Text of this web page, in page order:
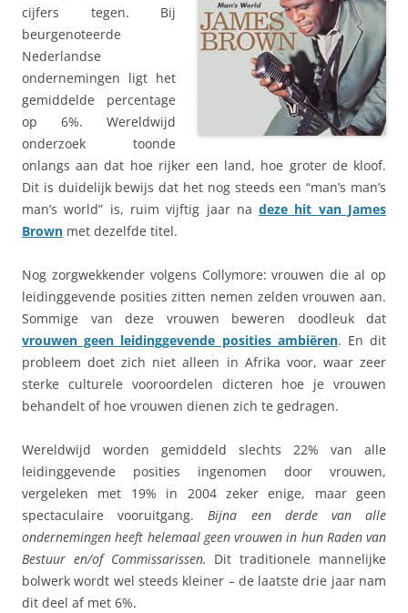
cijfers tegen. Bij
beurgenoteerde
Nederlandse
ondernemingen ligt het
gemiddelde percentage
op 6%. Wereldwijd
onderzoek toonde
onlangs aan dat hoe rijker een land, hoe groter de kloof.
Dit is duidelijk bewijs dat het nog steeds een “man’s man’s
man’s world” is, ruim vijftig jaar nadeze hit van James
Brown met dezelfde titel.
Nog zorgwekkender volgens Collymore: vrouwen die al op
leidinggevende posities zitten nemen zelden vrouwen aan.
Sommige van deze vrouwen beweren doodleuk dat
vrouwen geen leidinggevende posities ambiëren. En dit
probleem doet zich niet alleen in Afrika voor, waar zeer
sterke culturele vooroordelen dicteren hoe je vrouwen
behandelt of hoe vrouwen dienen zich te gedragen.
Wereldwijd worden gemiddeld slechts 22% van alle
leidinggevende posities ingenomen door vrouwen,
vergeleken met 19% in 2004 zeker enige, maar geen
spectaculaire vooruitgang.Bijna een derde van alle
ondernemingen heeft helemaal geen vrouwen in hun Raden van
Bestuur en/of Commissarissen. Dit traditionele mannelijke
bolwerk wordt wel steeds kleiner – de laatste drie jaar nam
dit deel af met 6%.